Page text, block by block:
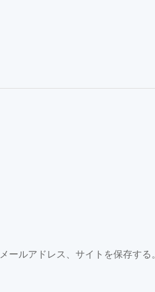
ルアドレス、サイトを保存する。